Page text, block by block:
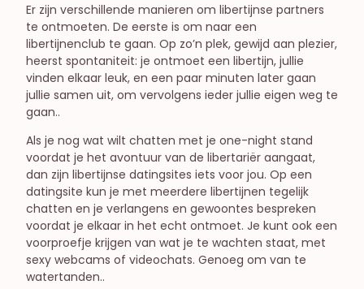
Er zijn verschillende manieren om libertijnse partners
te ontmoeten. De eerste is om naar een
libertijnenclub te gaan. Op zo’n plek, gewijd aan plezier,
heerst spontaniteit: je ontmoet een libertijn, jullie
vinden elkaar leuk, en een paar minuten later gaan
jullie samen uit, om vervolgens ieder jullie eigen weg te
gaan..
Als je nog wat wilt chatten met je one-night stand
voordat je het avontuur van de libertariër aangaat,
dan zijn libertijnse datingsites iets voor jou. Op een
datingsite kun je met meerdere libertijnen tegelijk
chatten en je verlangens en gewoontes bespreken
voordat je elkaar in het echt ontmoet. Je kunt ook een
voorproefje krijgen van wat je te wachten staat, met
sexy webcams of videochats. Genoeg om van te
watertanden..